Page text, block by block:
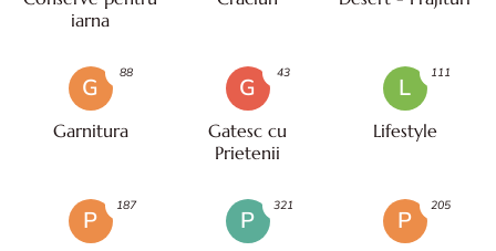
iarna
G
Garnitura
88
G
Gatesc cu
Prietenii
43
L
Lifestyle
111
P
187
P
321
P
205